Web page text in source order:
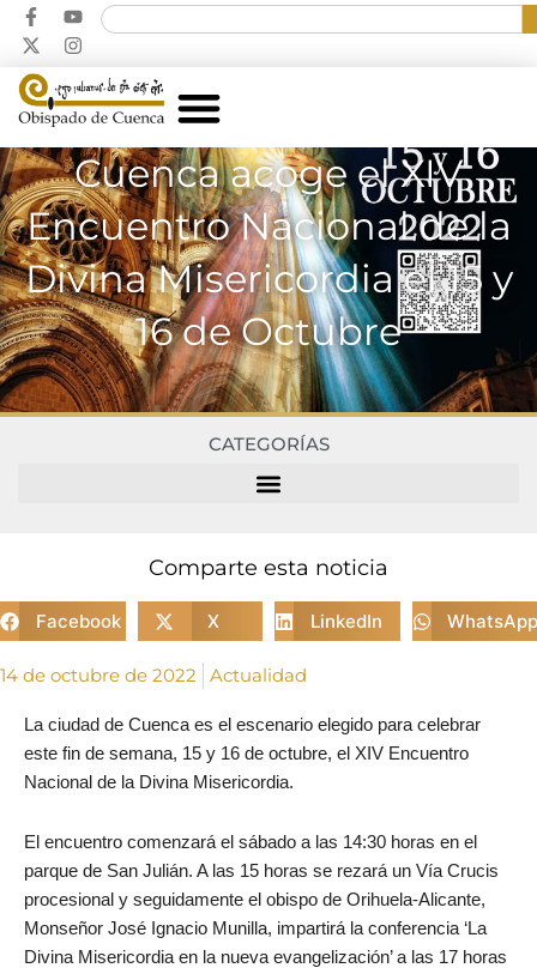
Cuenca acoge el XIV
Encuentro Nacional de la
Divina Misericordia el 15 y
16 de Octubre
CATEGORÍAS
Comparte esta noticia
Facebook X LinkedIn WhatsApp
14 de octubre de 2022 Actualidad
La ciudad de Cuenca es el escenario elegido para celebrar
este fin de semana, 15 y 16 de octubre, el XIV Encuentro
Nacional de la Divina Misericordia.
El encuentro comenzará el sábado a las 14:30 horas en el
parque de San Julián. A las 15 horas se rezará un Vía Crucis
procesional y seguidamente el obispo de Orihuela-Alicante,
Monseñor José Ignacio Munilla, impartirá la conferencia ‘La
Divina Misericordia en la nueva evangelización’ a las 17 horas